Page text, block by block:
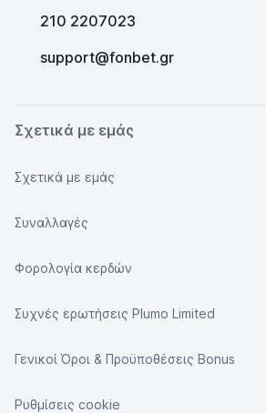
210 2207023
support@fonbet.gr
Σχετικά με εμάς
Σχετικά με εμάς
Συναλλαγές
Φορολογία κερδών
Συχνές ερωτήσεις Plumo Limited
Γενικοί Όροι & Προϋποθέσεις Bonus
Ρυθμίσεις cookie